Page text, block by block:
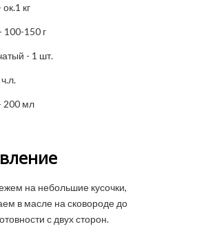
кг
100-150 г
- 1 шт.
200 мл
на небольшие кусочки,
в масле на сковороде до
с двух сторон.